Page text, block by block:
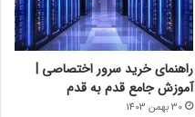
راهنمای خرید سرور اختصاصی |
آموزش جامع قدم به قدم
30 بهمن 1403